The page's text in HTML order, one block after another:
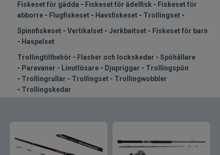
Småplock
Tillbehör
Flugbindning
Flugfiske
Fiskeset för gädda - Fiskeset för ädelfisk - Fiskeset för
abborre - Flugfiskeset - Havsfiskeset - Trollingset -
Spinnfiskeset - Vertikalset - Jerkbaitset - Fiskeset för barn
- Haspelset
Trollingtillbehör - Flasher och lockskedar - Spöhållare
- Paravaner - Linutlösare - Djupriggar - Trollingspön
- Trollingrullar - Trollingset - Trollingwobbler
- Trollingskedar